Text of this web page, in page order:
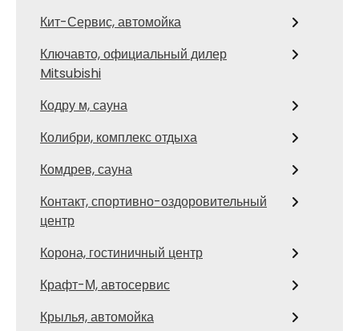
Кит-Сервис, автомойка
Ключавто, официальный дилер
Mitsubishi
Кодру м, сауна
Колибри, комплекс отдыха
Комдрев, сауна
Контакт, спортивно-оздоровительный
центр
Корона, гостиничный центр
Крафт-М, автосервис
Крылья, автомойка